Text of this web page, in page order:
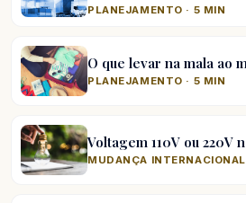
PLANEJAMENTO · 5 MIN
O que levar na mala ao
PLANEJAMENTO · 5 MIN
Voltagem 110V ou 220V
MUDANÇA